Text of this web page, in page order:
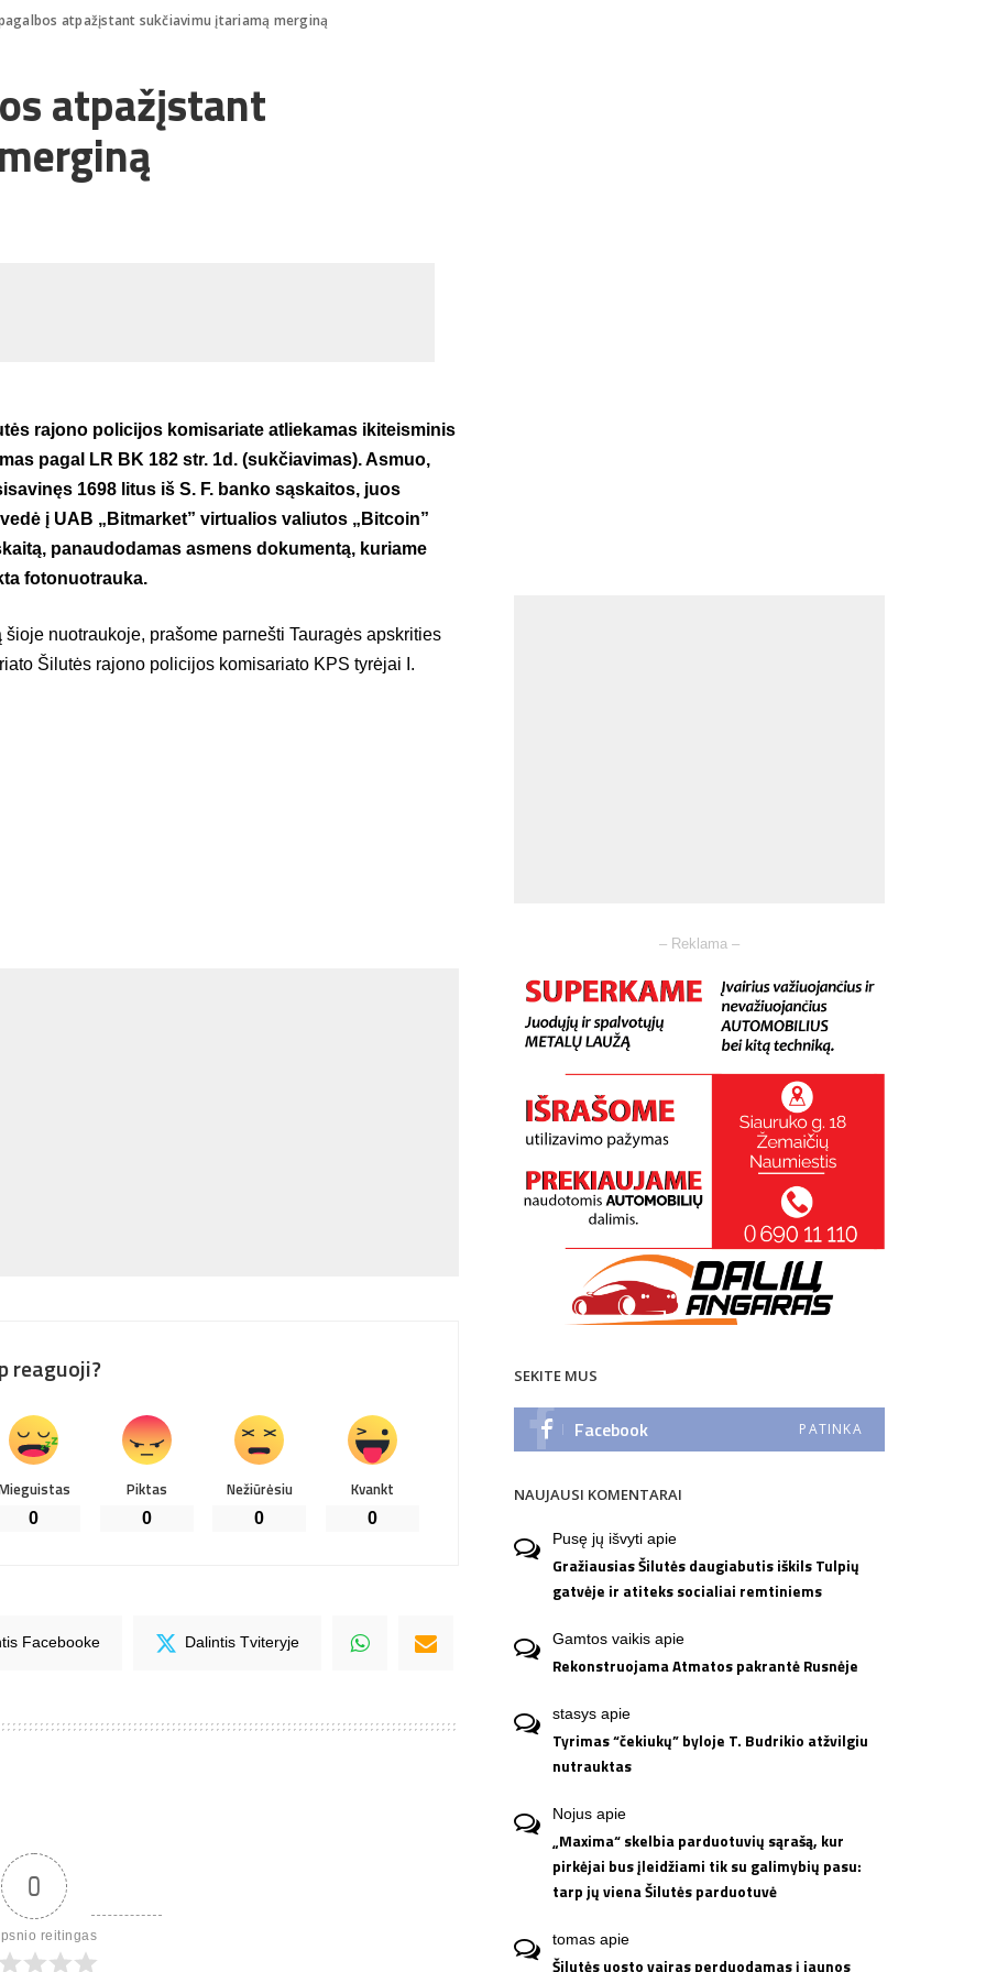
atpažįstant sukčiavimu įtariamą merginą
atpažįstant
rajono policijos komisariate atliekamas ikiteisminis
pagal LR BK 182 str. 1d. (sukčiavimas). Asmuo,
1698 litus iš S. F. banko sąskaitos, juos
į UAB „Bitmarket” virtualios valiutos „Bitcoin”
panaudodamas asmens dokumentą, kuriame
fotonuotrauka.
nuotraukoje, prašome parnešti Tauragės apskrities
Šilutės rajono policijos komisariato KPS tyrėjai I.
reaguoji?
0
Piktas
0
Nežiūrėsiu
0
Kvankt
0
Facebooke Dalintis Tviteryje
0
reitingas
– Reklama –
SEKITE MUS
Facebook PATINKA
NAUJAUSI KOMENTARAI
Pusę jų išvyti apie
Gražiausias Šilutės daugiabutis iškils Tulpių
gatvėje ir atiteks socialiai remtiniems
Gamtos vaikis apie
Rekonstruojama Atmatos pakrantė Rusnėje
stasys apie
Tyrimas “čekiukų” byloje T. Budrikio atžvilgiu
nutrauktas
Nojus apie
„Maxima“ skelbia parduotuvių sąrašą, kur
pirkėjai bus įleidžiami tik su galimybių pasu:
tarp jų viena Šilutės parduotuvė
tomas apie
Šilutės uosto vairas perduodamas į jaunos